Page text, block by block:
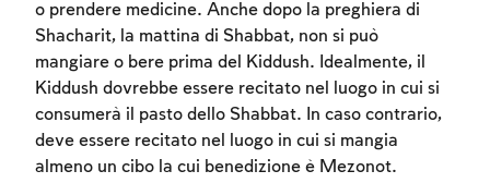
o prendere medicine. Anche dopo la preghiera di
Shacharit, la mattina di Shabbat, non si può
mangiare o bere prima del Kiddush. Idealmente, il
Kiddush dovrebbe essere recitato nel luogo in cui si
consumerà il pasto dello Shabbat. In caso contrario,
deve essere recitato nel luogo in cui si mangia
almeno un cibo la cui benedizione è Mezonot.
Account required
To mark concepts as learned, you'll need
to create an account or log in.
Sign up